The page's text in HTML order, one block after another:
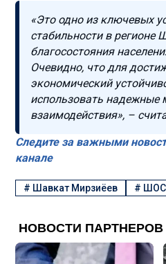
«Это одно из ключевых
стабильности в
благосостояния
Очевидно, что для
экономический
использовать надежные
взаимодействия», –
Следите за важными
канале
# Шавкат Мирзиёев # ШОС